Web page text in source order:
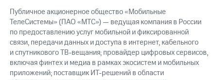
развитие
деловая этика
На главную
Публичное акционерное общество «Мобильные
ТелеСистемы» (ПАО «МТС») — ведущая компания в России
по предоставлению услуг мобильной и фиксированной
связи, передачи данных и доступа в интернет, кабельного
и спутникового ТВ-вещания; провайдер цифровых сервисов,
включая финтех и медиа в рамках экосистем и мобильных
приложений; поставщик ИТ-решений в области